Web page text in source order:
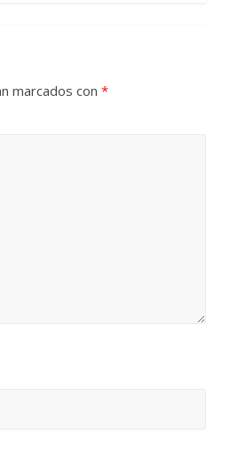
marcados con *